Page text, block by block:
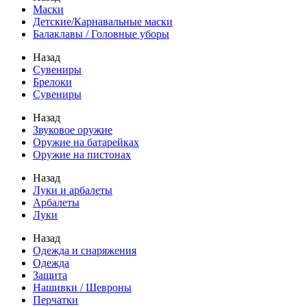
Маски
Детские/Карнавальные маски
Балаклавы / Головные уборы
Назад
Сувениры
Брелоки
Сувениры
Назад
Звуковое оружие
Оружие на батарейках
Оружие на пистонах
Назад
Луки и арбалеты
Арбалеты
Луки
Назад
Одежда и снаряжения
Одежда
Защита
Нашивки / Шевроны
Перчатки